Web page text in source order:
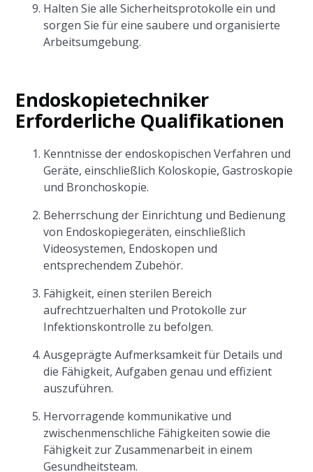
Halten Sie alle Sicherheitsprotokolle ein und
sorgen Sie für eine saubere und organisierte
Arbeitsumgebung.
Endoskopietechniker
Erforderliche Qualifikationen
Kenntnisse der endoskopischen Verfahren und
Geräte, einschließlich Koloskopie, Gastroskopie
und Bronchoskopie.
Beherrschung der Einrichtung und Bedienung
von Endoskopiegeräten, einschließlich
Videosystemen, Endoskopen und
entsprechendem Zubehör.
Fähigkeit, einen sterilen Bereich
aufrechtzuerhalten und Protokolle zur
Infektionskontrolle zu befolgen.
Ausgeprägte Aufmerksamkeit für Details und
die Fähigkeit, Aufgaben genau und effizient
auszuführen.
Hervorragende kommunikative und
zwischenmenschliche Fähigkeiten sowie die
Fähigkeit zur Zusammenarbeit in einem
Gesundheitsteam.